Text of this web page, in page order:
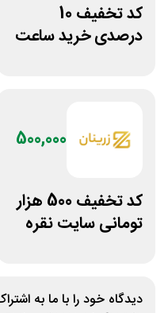
کد تخفیف 10
درصدی خرید ساعت
500,000
کد تخفیف 500 هزار
تومانی سایت نقره
دیدگاه خود را با ما به